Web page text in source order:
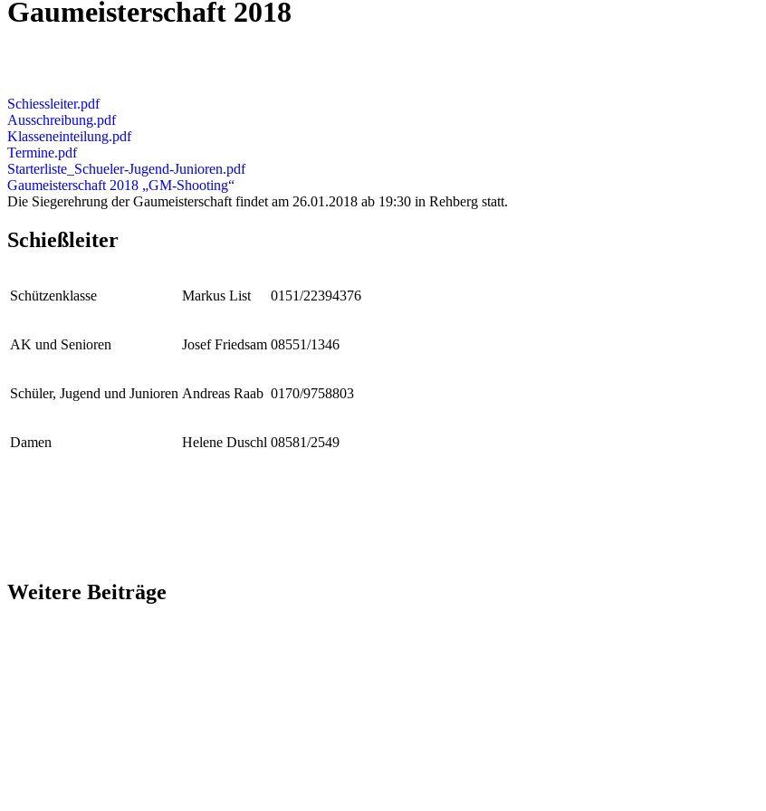
Gaumeisterschaft 2018
Schiessleiter.pdf
Ausschreibung.pdf
Klasseneinteilung.pdf
Termine.pdf
Starterliste_Schueler-Jugend-Junioren.pdf
Gaumeisterschaft 2018 „GM-Shooting“
Die Siegerehrung der Gaumeisterschaft findet am 26.01.2018 ab 19:30 in Rehberg statt.
Schießleiter
Schützenklasse Markus List 0151/22394376
AK und Senioren Josef Friedsam 08551/1346
Schüler, Jugend und Junioren Andreas Raab 0170/9758803
Damen Helene Duschl 08581/2549
Weitere Beiträge